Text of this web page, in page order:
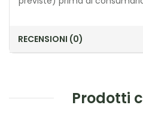
RECENSIONI (0)
Prodotti